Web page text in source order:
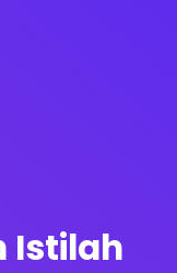
Istilah